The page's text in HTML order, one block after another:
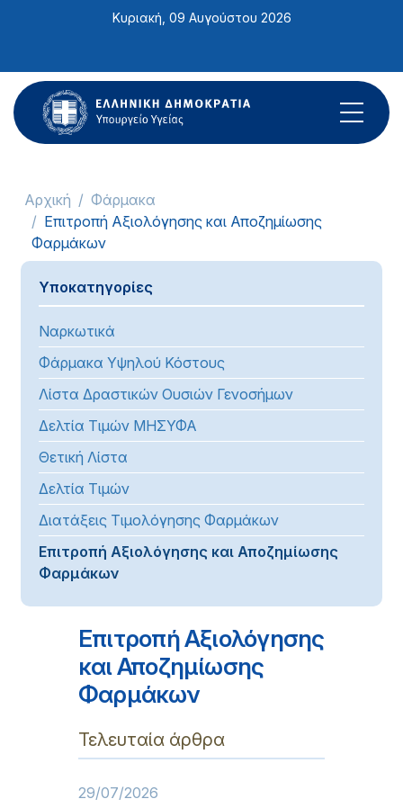
ιστότοπος
περιλαμβάνει
ένα
σύστημα
Κυριακή, 09 Αυγούστου 2026
Αρχική
Φάρμακα
Επιτροπή Αξιολόγησης και Αποζημίωσης
Φαρμάκων
Υποκατηγορίες
Ναρκωτικά
Φάρμακα Υψηλού Κόστους
Λίστα Δραστικών Ουσιών Γενοσήμων
Δελτία Τιμών ΜΗΣΥΦΑ
Θετική Λίστα
Δελτία Τιμών
Διατάξεις Τιμολόγησης Φαρμάκων
Επιτροπή Αξιολόγησης και Αποζημίωσης
Φαρμάκων
Επιτροπή Αξιολόγησης
και Αποζημίωσης
Φαρμάκων
Τελευταία άρθρα
29/07/2026